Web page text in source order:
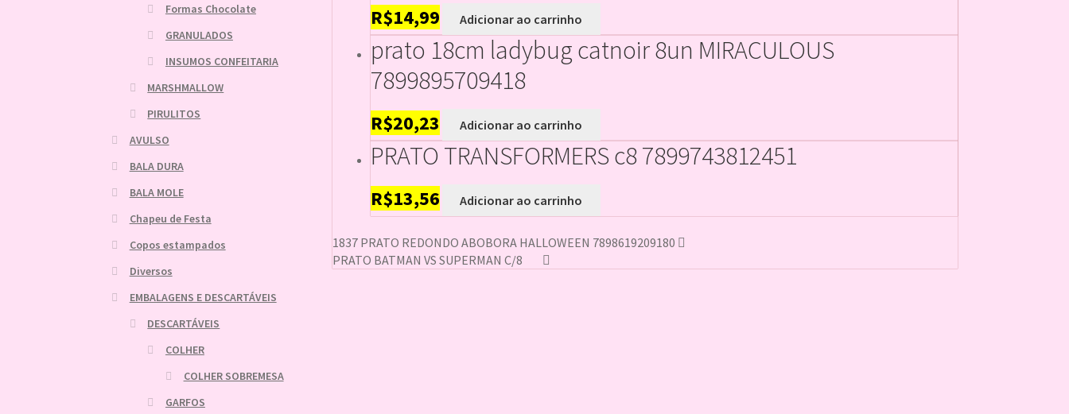
R$14,99 Adicionar ao carrinho
prato 18cm ladybug catnoir 8un MIRACULOUS
7899895709418
R$20,23 Adicionar ao carrinho
PRATO TRANSFORMERS c8 7899743812451
R$13,56 Adicionar ao carrinho
1837 PRATO REDONDO ABOBORA HALLOWEEN 7898619209180
PRATO BATMAN VS SUPERMAN C/8
Formas Chocolate
GRANULADOS
INSUMOS CONFEITARIA
MARSHMALLOW
PIRULITOS
AVULSO
BALA DURA
BALA MOLE
Chapeu de Festa
Copos estampados
Diversos
EMBALAGENS E DESCARTÁVEIS
DESCARTÁVEIS
COLHER
COLHER SOBREMESA
GARFOS